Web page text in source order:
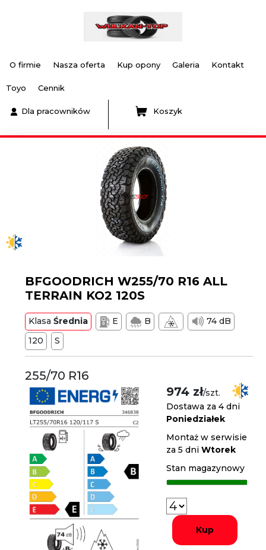
O firmie Nasza oferta Kup opony Galeria Kontakt
Toyo Cennik
Dla pracowników Koszyk
BFGOODRICH W255/70 R16 ALL
TERRAIN KO2 120S
KlasaŚrednia E B
74 dB
120
S
255/70 R16
974 zł/szt.
Dostawa za 4 dni
Poniedziałek
Montaż w serwisie
za 5 dniWtorek
Stan magazynowy
Kup